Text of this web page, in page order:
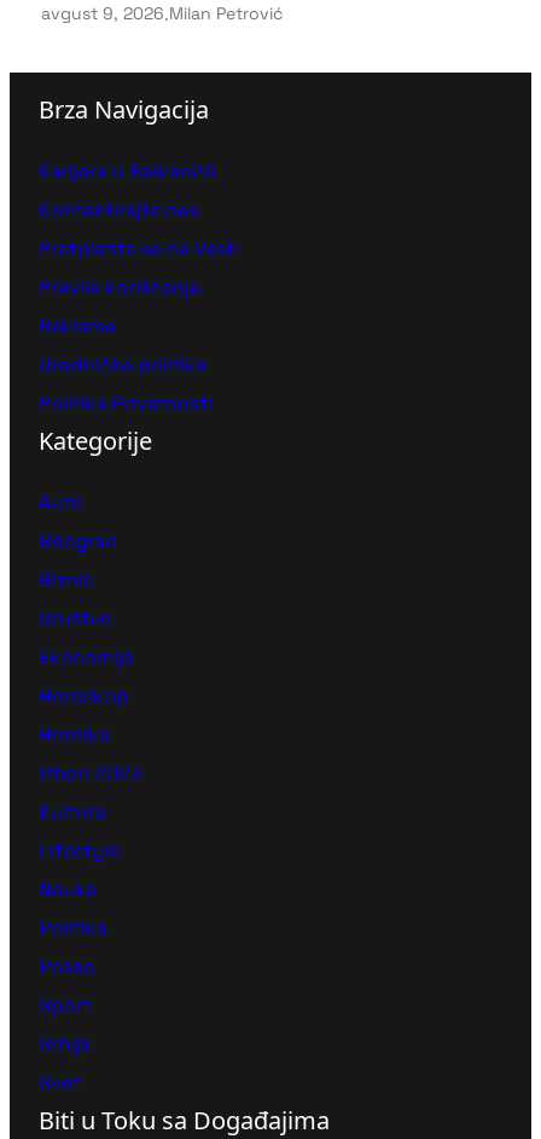
avgust 9, 2026.Milan Petrović
Brza Navigacija
Karijera u Balkan24
Kontaktirajte nas
Pretplatite se na Vesti
Pravila korišćenja
Reklama
Urednička politika
Politika Privatnosti
Kategorije
Auto
Beograd
Biznis
Društvo
Ekonomija
Horoskop
Hronika
Izbori 2023
Kultura
Lifestyle
Nauka
Politika
Posao
Sport
Srbija
Svet
Biti u Toku sa Događajima